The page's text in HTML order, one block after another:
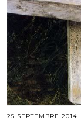
25 SEPTEMBRE 2014